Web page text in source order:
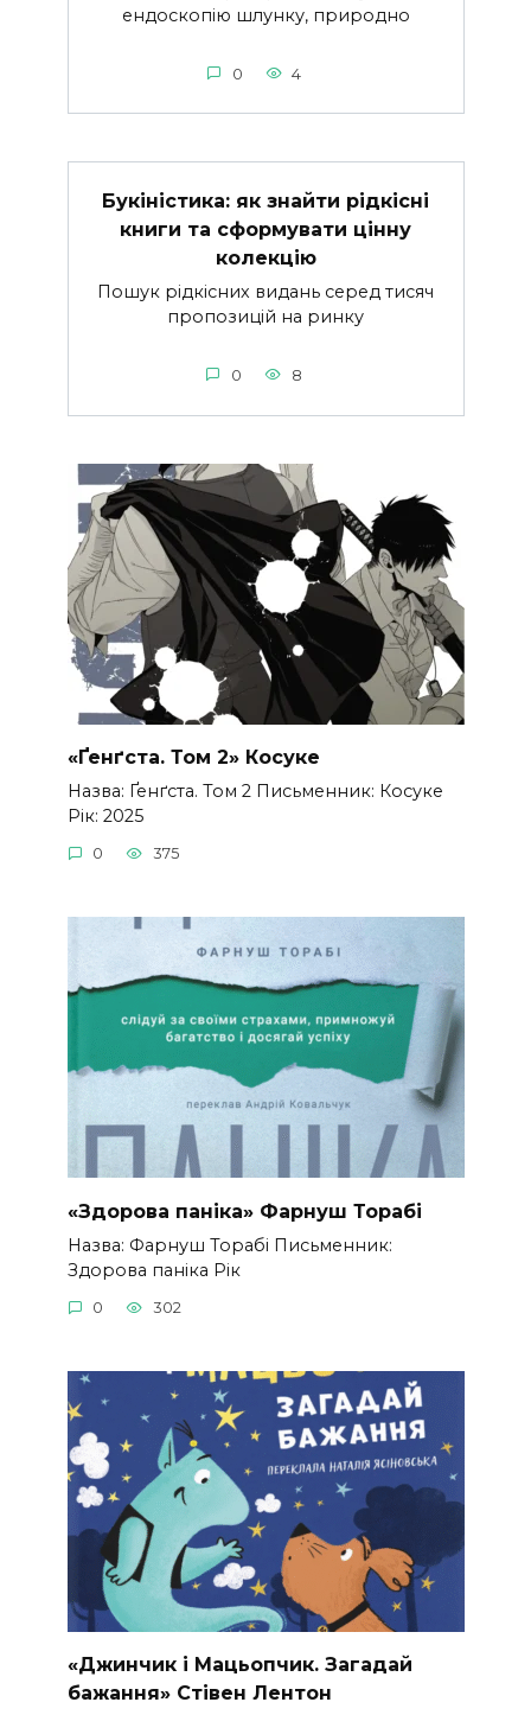
ендоскопію шлунку, природно
0 4
Букіністика: як знайти рідкісні
книги та сформувати цінну
колекцію
Пошук рідкісних видань серед тисяч
пропозицій на ринку
0 8
«Ґенґста. Том 2» Косуке
Назва: Ґенґста. Том 2 Письменник: Косуке
Рік: 2025
0 375
«Здорова паніка» Фарнуш Торабі
Назва: Фарнуш Торабі Письменник:
Здорова паніка Рік
0 302
«Джинчик і Мацьопчик. Загадай
бажання» Стівен Лентон